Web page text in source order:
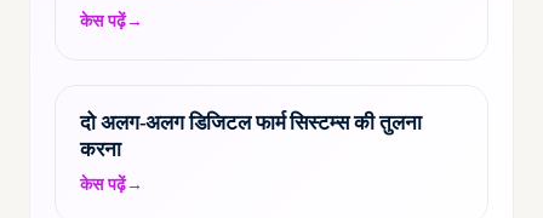
मार्गदर्शन दिया…
केस पढ़ें→
दो अलग-अलग डिजिटल फार्म सिस्टम्स की तुलना
करना
केस पढ़ें→